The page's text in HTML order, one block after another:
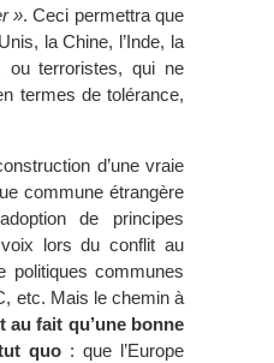
». Ceci permettra que
la Chine, l’Inde, la
ou terroristes, qui ne
termes de tolérance,
d’une vraie
commune étrangère
de principes
voix lors du conflit au
politiques communes
etc. Mais le chemin à
au fait qu’une bonne
quo : que l’Europe